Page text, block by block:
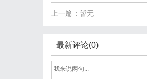
上一篇：暂无
最新评论(0)